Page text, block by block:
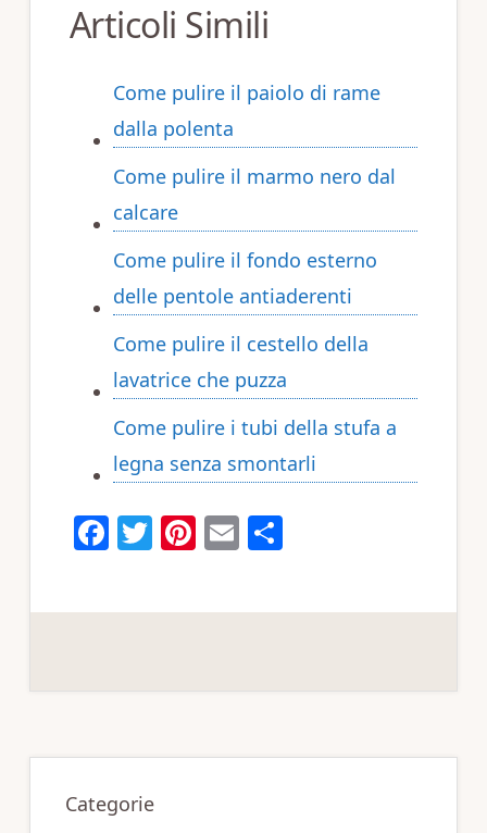
Articoli Simili
Come pulire il paiolo di rame
dalla polenta​​
Come pulire il marmo nero dal
calcare​​
Come pulire il fondo esterno
delle pentole antiaderenti​​
Come pulire il cestello della
lavatrice che puzza​​
Come pulire i tubi della stufa a
legna senza smontarli​​
F
c
o
T
it
Pi
te
E
ai
C
n
di
Primary
Sidebar
Categorie